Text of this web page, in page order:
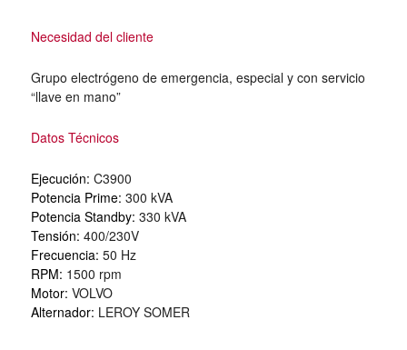
Necesidad del cliente
Grupo electrógeno de emergencia, especial y con servicio
“llave en mano”
Datos Técnicos
Ejecución: C3900
Potencia Prime: 300 kVA
Potencia Standby: 330 kVA
Tensión: 400/230V
Frecuencia: 50 Hz
RPM: 1500 rpm
Motor: VOLVO
Alternador: LEROY SOMER